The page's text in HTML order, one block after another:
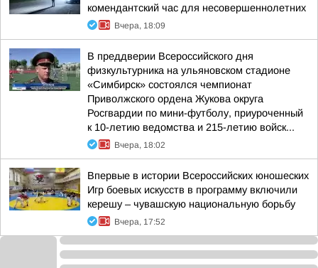
комендантский час для несовершеннолетних
Вчера, 18:09
В преддверии Всероссийского дня
физкультурника на ульяновском стадионе
«Симбирск» состоялся чемпионат
Приволжского ордена Жукова округа
Росгвардии по мини-футболу, приуроченный
к 10-летию ведомства и 215-летию войск...
Вчера, 18:02
Впервые в истории Всероссийских юношеских
Игр боевых искусств в программу включили
керешу – чувашскую национальную борьбу
Вчера, 17:52